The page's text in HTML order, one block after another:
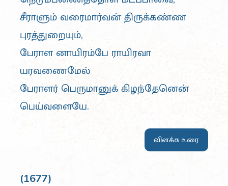
சீராளும் வரைமார்வன் திருக்கண்ண
புரத்துறையும்,
பேராள னாயிரம்பே ராயிரவா
யரவணைமேல்
பேராளர் பெருமானுக் கிழந்தேனென்
பெய்வளையே.
விளக்க உரை
(1677)